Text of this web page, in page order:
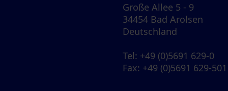
Große Allee 5 - 9
34454 Bad Arolsen
Deutschland
Tel: +49 (0)5691 629-0
Fax: +49 (0)5691 629-501